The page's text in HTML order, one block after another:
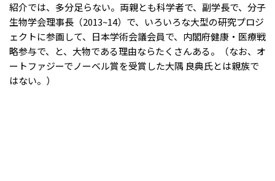
紹介では、多分足らない。両親とも科学者で、副学長で、分子
生物学会理事長（2013~14）で、いろいろな大型の研究プロジ
ェクトに参画して、日本学術会議会員で、内閣府健康・医療戦
略参与で、と、大物である理由ならたくさんある。（なお、オ
ートファジーでノーベル賞を受賞した大隅 良典氏とは親族で
はない。）